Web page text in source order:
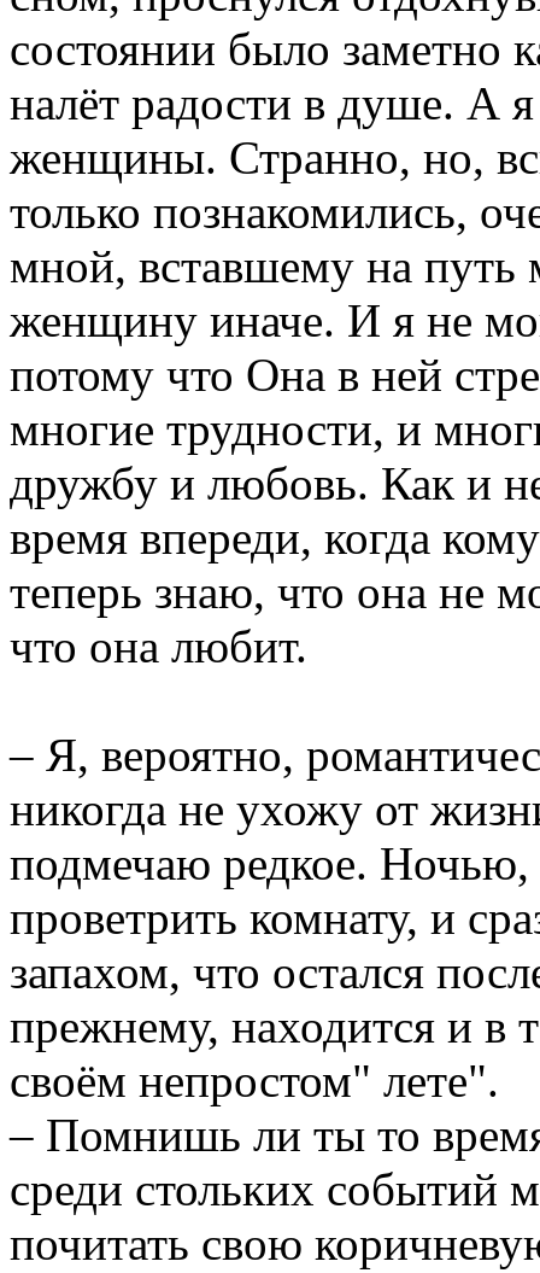
состоянии было заметно
налёт радости в душе. А
женщины. Странно, но,
только познакомились,
мной, вставшему на
женщину иначе. И я не
потому что Она в ней
многие трудности, и
дружбу и любовь. Как и
время впереди, когда
теперь знаю, что она не
что она любит.
– Я, вероятно,
никогда не ухожу от
подмечаю редкое. Ночью,
проветрить комнату, и
запахом, что остался
прежнему, находится и в
своём непростом" лете".
– Помнишь ли ты то
среди стольких событий
почитать свою